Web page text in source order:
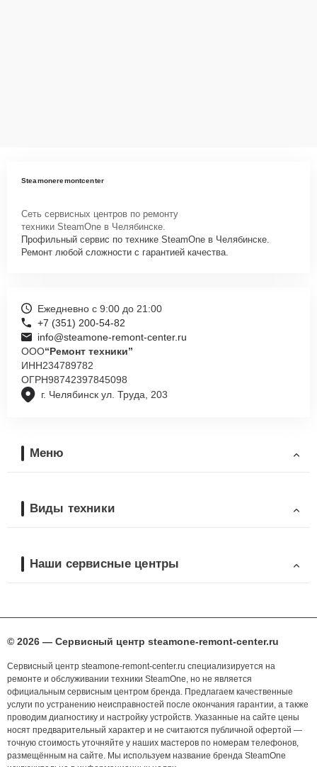
Steamoneremontcenter
Сеть сервисных центров по ремонту
техники SteamOne в Челябинске.
Профильный сервис по технике SteamOne в Челябинске.
Ремонт любой сложности с гарантией качества.
г. Челябинск ул. Труда, 203
Ежедневно с 9:00 до 21:00
+7 (351) 200-54-82
info@steamone-remont-center.ru
ООО“Ремонт техники”
ИНН234789782
ОГРН98742397845098
Меню
Виды техники
Наши сервисные центры
© 2026 — Сервисный центр steamone-remont-center.ru
Сервисный центр steamone-remont-center.ru специализируется на
ремонте и обслуживании техники SteamOne, но не является
официальным сервисным центром бренда. Предлагаем качественные
услуги по устранению неисправностей после окончания гарантии, а также
проводим диагностику и настройку устройств. Указанные на сайте цены
носят предварительный характер и не считаются публичной офертой —
точную стоимость уточняйте у наших мастеров по номерам телефонов,
размещённым на сайте. Мы используем название бренда SteamOne